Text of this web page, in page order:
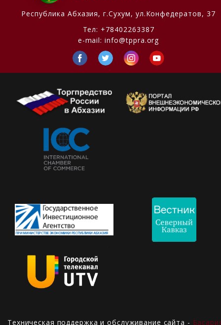
Республика Абхазия, г.Сухум, ул.Конфедератов, 37
Тел: +78402263387
e-mail:info@tppra.org
Техническая поддержка и обслуживание сайта -